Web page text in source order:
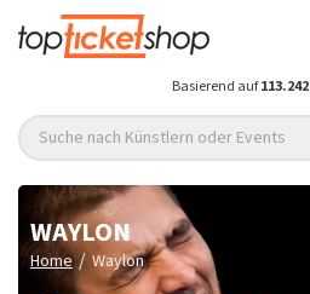
Basierend auf113.242
Suche nach Künstlern oder Events
WAYLON
Home / Waylon